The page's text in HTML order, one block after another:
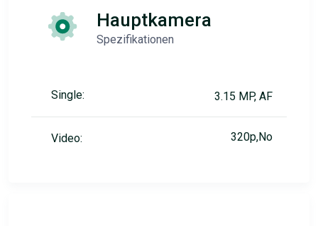
Hauptkamera
Spezifikationen
Single: 3.15 MP, AF
Video: 320p,No